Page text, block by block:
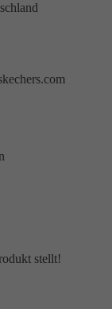
stellt!